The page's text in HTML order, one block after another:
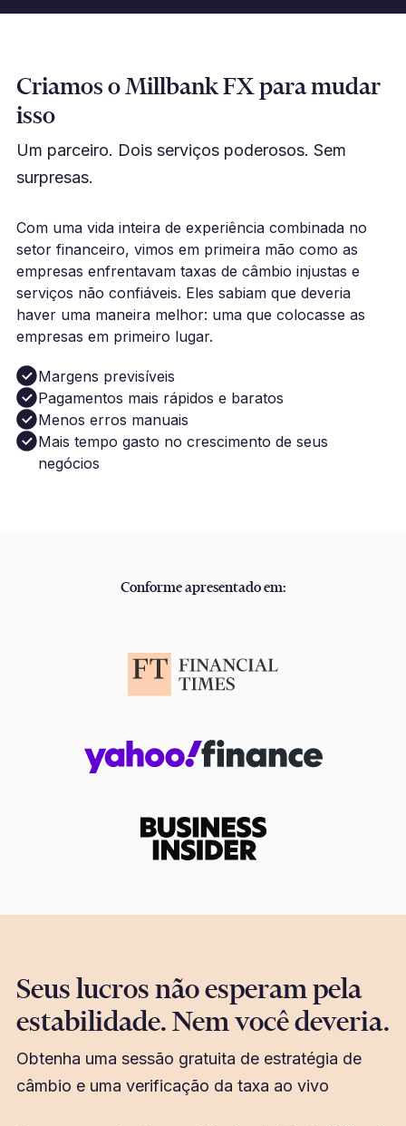
Criamos o Millbank FX para mudar
isso
Um parceiro. Dois serviços poderosos. Sem
surpresas.
Com uma vida inteira de experiência combinada no
setor financeiro, vimos em primeira mão como as
empresas enfrentavam taxas de câmbio injustas e
serviços não confiáveis. Eles sabiam que deveria
haver uma maneira melhor: uma que colocasse as
empresas em primeiro lugar.
Margens previsíveis
Pagamentos mais rápidos e baratos
Menos erros manuais
Mais tempo gasto no crescimento de seus
negócios
Conforme apresentado em:
Seus lucros não esperam pela
estabilidade. Nem você deveria.
Obtenha uma sessão gratuita de estratégia de
câmbio e uma verificação da taxa ao vivo